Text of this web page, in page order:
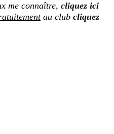
me connaître, cliquez ici
au club cliquez